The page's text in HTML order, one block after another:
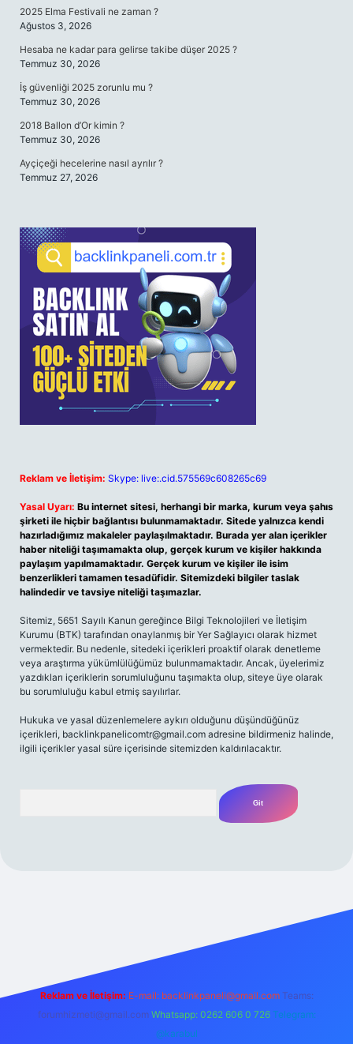
2025 Elma Festivali ne zaman ?
Ağustos 3, 2026
Hesaba ne kadar para gelirse takibe düşer 2025 ?
Temmuz 30, 2026
İş güvenliği 2025 zorunlu mu ?
Temmuz 30, 2026
2018 Ballon d’Or kimin ?
Temmuz 30, 2026
Ayçiçeği hecelerine nasıl ayrılır ?
Temmuz 27, 2026
Reklam ve İletişim: Skype: live:.cid.575569c608265c69
Yasal Uyarı: Bu internet sitesi, herhangi bir marka, kurum veya şahıs
şirketi ile hiçbir bağlantısı bulunmamaktadır. Sitede yalnızca kendi
hazırladığımız makaleler paylaşılmaktadır. Burada yer alan içerikler
haber niteliği taşımamakta olup, gerçek kurum ve kişiler hakkında
paylaşım yapılmamaktadır. Gerçek kurum ve kişiler ile isim
benzerlikleri tamamen tesadüfidir. Sitemizdeki bilgiler taslak
halindedir ve tavsiye niteliği taşımazlar.
Sitemiz, 5651 Sayılı Kanun gereğince Bilgi Teknolojileri ve İletişim
Kurumu (BTK) tarafından onaylanmış bir Yer Sağlayıcı olarak hizmet
vermektedir. Bu nedenle, sitedeki içerikleri proaktif olarak denetleme
veya araştırma yükümlülüğümüz bulunmamaktadır. Ancak, üyelerimiz
yazdıkları içeriklerin sorumluluğunu taşımakta olup, siteye üye olarak
bu sorumluluğu kabul etmiş sayılırlar.
Hukuka ve yasal düzenlemelere aykırı olduğunu düşündüğünüz
içerikleri, backlinkpanelicomtr@gmail.com adresine bildirmeniz halinde,
ilgili içerikler yasal süre içerisinde sitemizden kaldırılacaktır.
Reklam ve İletişim: E-mail: backlinkpaneli@gmail.com Teams:
forumhizmeti@gmail.com Whatsapp: 0262 606 0 726 Telegram:
@karabul